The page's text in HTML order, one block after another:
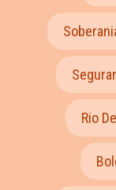
Rio